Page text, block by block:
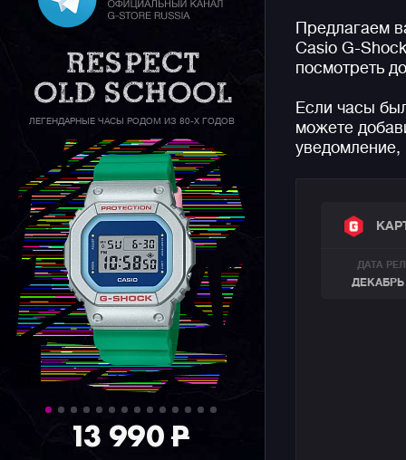
ЛЕГЕНДАРНЫЕ ЧАСЫ РОДОМ ИЗ 80-Х ГОДОВ
39 990P
Предлагаем
Casio G-
посмотреть
Если часы
можете
уведомление,
ДАТА
ДЕКАБРЬ